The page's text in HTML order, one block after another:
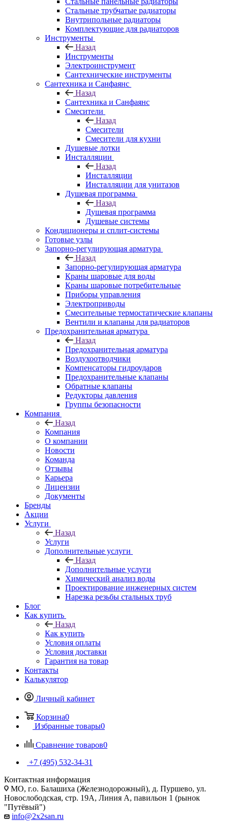
Стальные трубчатые радиаторы
Внутрипольные радиаторы
Комплектующие для радиаторов
Инструменты
Назад
Инструменты
Электроинструмент
Сантехнические инструменты
Сантехника и Санфаянс
Назад
Сантехника и Санфаянс
Смесители
Назад
Смесители
Смесители для кухни
Душевые лотки
Инсталляции
Назад
Инсталляции
Инсталляции для унитазов
Душевая программа
Назад
Душевая программа
Душевые системы
Кондиционеры и сплит-системы
Готовые узлы
Запорно-регулирующая арматура
Назад
Запорно-регулирующая арматура
Краны шаровые для воды
Краны шаровые потребительные
Приборы управления
Электроприводы
Смесительные термостатические клапаны
Вентили и клапаны для радиаторов
Предохранительная арматура
Назад
Предохранительная арматура
Воздухоотводчики
Компенсаторы гидроударов
Предохранительные клапаны
Обратные клапаны
Редукторы давления
Группы безопасности
Компания
Назад
Компания
О компании
Новости
Команда
Отзывы
Карьера
Лицензии
Документы
Бренды
Акции
Услуги
Назад
Услуги
Дополнительные услуги
Назад
Дополнительные услуги
Химический анализ воды
Проектирование инженерных систем
Нарезка резьбы стальных труб
Блог
Как купить
Назад
Как купить
Условия оплаты
Условия доставки
Гарантия на товар
Контакты
Калькулятор
Личный кабинет
Корзина0
Избранные товары0
Сравнение товаров0
+7 (495) 532‑34‑31
Контактная информация
МО, г.о. Балашиха (Железнодорожный), д. Пуршево, ул.
Новослободская, стр. 19А, Линия А, павильон 1 (рынок
"Путёвый")
info@2x2san.ru